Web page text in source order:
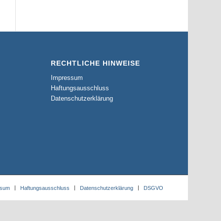
RECHTLICHE HINWEISE
Impressum
Haftungsausschluss
Datenschutzerklärung
Haftungsausschluss Datenschutzerklärung DSGVO